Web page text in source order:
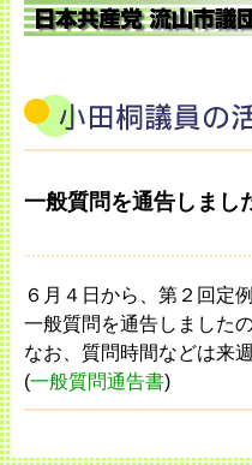
一般質問を通告しまし
６月４日から、第２回定
一般質問を通告しました
なお、質問時間などは来
(一般質問通告書)